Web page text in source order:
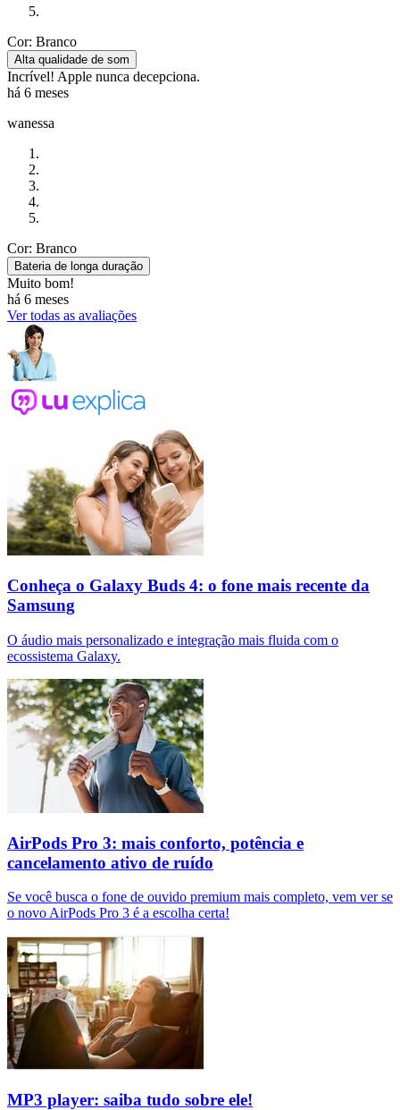
Cor: Branco
Alta qualidade de som
Incrível! Apple nunca decepciona.
há 6 meses
wanessa
Cor: Branco
Bateria de longa duração
Muito bom!
há 6 meses
Ver todas as avaliações
Conheça o Galaxy Buds 4: o fone mais recente da
Samsung
O áudio mais personalizado e integração mais fluida com o
ecossistema Galaxy.
AirPods Pro 3: mais conforto, potência e
cancelamento ativo de ruído
Se você busca o fone de ouvido premium mais completo, vem ver se
o novo AirPods Pro 3 é a escolha certa!
MP3 player: saiba tudo sobre ele!